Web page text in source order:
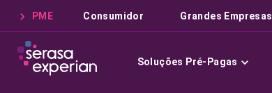
PME Consumidor Grandes Empresas
Soluções Pré-Pagas